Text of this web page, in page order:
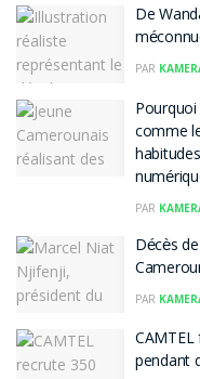
De
PAR
comme
PAR
Décès
PAR
pendant